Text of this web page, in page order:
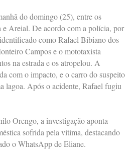
do domingo (25), entre os
e Areial. De acordo com a polícia, por
como Rafael Bibiano dos
Campos e o mototaxista
na estrada e os atropelou. A
com o impacto, e o carro do suspeito
lagoa. Após o acidente, Rafael fugiu
Orengo, a investigação aponta
sofrida pela vítima, destacando
o WhatsApp de Eliane.